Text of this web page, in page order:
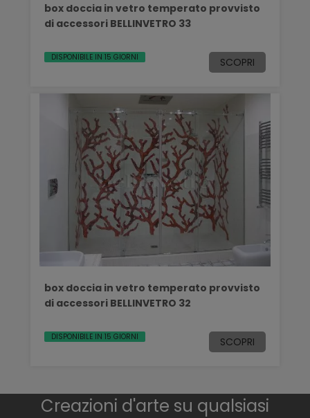
box doccia in vetro temperato provvisto
di accessori BELLINVETRO 33
DISPONIBILE IN 15 GIORNI SCOPRI
box doccia in vetro temperato provvisto
di accessori BELLINVETRO 32
DISPONIBILE IN 15 GIORNI SCOPRI
Creazioni d'arte su qualsiasi